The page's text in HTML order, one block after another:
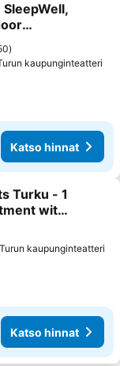
kaupunginteatteri
Katso hinnat
Turku - 1
with
kaupunginteatteri
Katso hinnat